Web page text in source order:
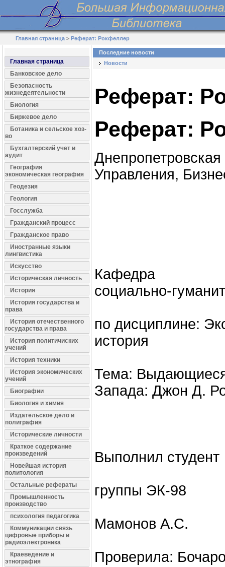
Главная страница >Реферат: Рокфеллер
Главная страница
Банковское дело
Безопасность
жизнедеятельности
Биология
Биржевое дело
Ботаника и сельское хоз-
во
Бухгалтерский учет и
аудит
География
экономическая география
Геодезия
Геология
Госслужба
Гражданский процесс
Гражданское право
Иностранные языки
лингвистика
Искусство
Историческая личность
История
История государства и
права
История отечественного
государства и права
История политичиских
учений
История техники
История экономических
учений
Биографии
Биология и химия
Издательское дело и
полиграфия
Исторические личности
Краткое содержание
произведений
Новейшая история
политология
Остальные рефераты
Промышленность
производство
психология педагогика
Коммуникации связь
цифровые приборы и
радиоэлектроника
Краеведение и
этнография
Последние новости
Новости
Реферат:
Реферат:
Управления,
Кафедра
социально-
по дисциплине:
история
Тема:
Запада: Джон Д.
Выполнил студент
группы ЭК-98
Мамонов А.С.
Проверила: